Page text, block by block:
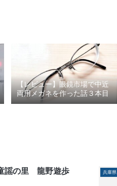
【レビュー】眼鏡市場で中近
両用メガネを作った話３本目
謡の里 龍野遊歩 兵庫県